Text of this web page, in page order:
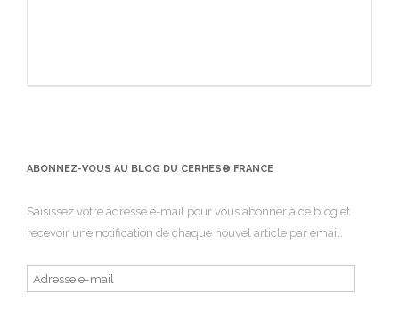
ABONNEZ-VOUS AU BLOG DU CERHES® FRANCE
Saisissez votre adresse e-mail pour vous abonner à ce blog et
recevoir une notification de chaque nouvel article par email.
Adresse
e-